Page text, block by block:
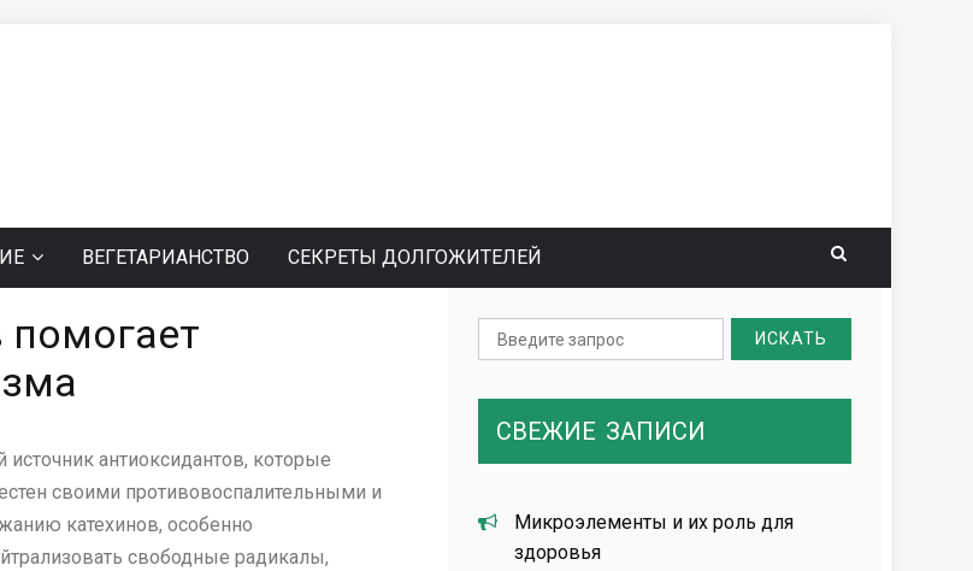
ВЕГЕТАРИАНСТВО СЕКРЕТЫ ДОЛГОЖИТЕЛЕЙ
помогает
антиоксидантов, которые
своими противовоспалительными и
катехинов, особенно
свободные радикалы,
Search
for:
СВЕЖИЕ ЗАПИСИ
Микроэлементы и их роль для
здоровья